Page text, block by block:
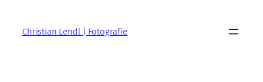
springenChristian Lendl | Fotografie